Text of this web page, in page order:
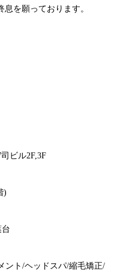
息を願っております。
司ビル2F,3F
)
ント /ヘッドスパ/縮毛矯正/